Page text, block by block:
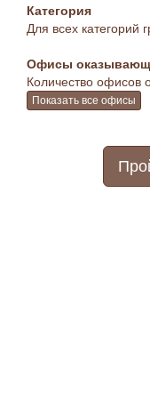
Категория
Для всех категорий
Офисы
Количество офисов
Показать все офисы